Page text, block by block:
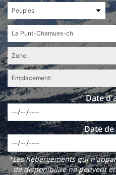
Date
Date
*Les hébergements qui
de disponibilité ne peuvent